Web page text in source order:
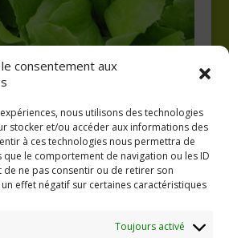
consentement aux
nous utilisons des technologies
stocker et/ou accéder aux informations des
à ces technologies nous permettra de
le comportement de navigation ou les ID
de ne pas consentir ou de retirer son
effet négatif sur certaines caractéristiques
Toujours activé